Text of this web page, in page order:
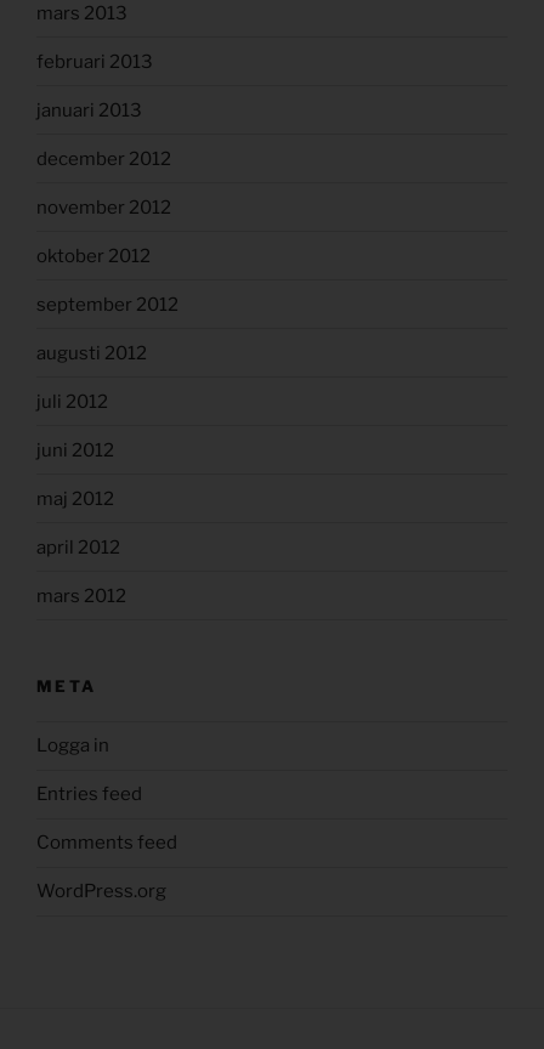
mars 2013
februari 2013
januari 2013
december 2012
november 2012
oktober 2012
september 2012
augusti 2012
juli 2012
juni 2012
maj 2012
april 2012
mars 2012
META
Logga in
Entries feed
Comments feed
WordPress.org